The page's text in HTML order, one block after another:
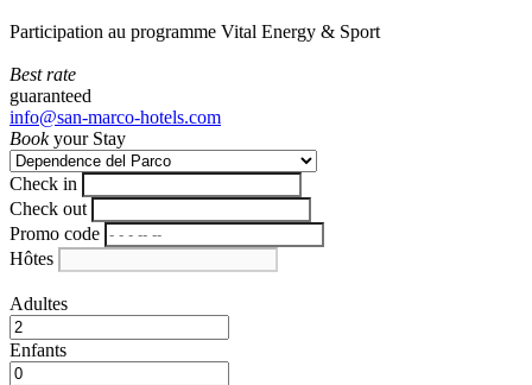
Participation au programme Vital Energy & Sport
Best rate
guaranteed
info@san-marco-hotels.com
Bookyour Stay
Check in
Check out
Promo code
Hôtes
Adultes
Enfants